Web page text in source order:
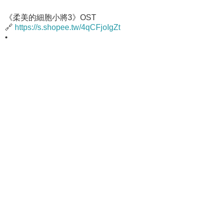
《柔美的細胞小將3》OST
🔗 https://s.shopee.tw/4qCFjoIgZt
•